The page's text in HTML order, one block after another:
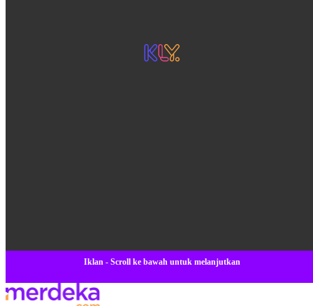
Iklan - Scroll ke bawah untuk melanjutkan